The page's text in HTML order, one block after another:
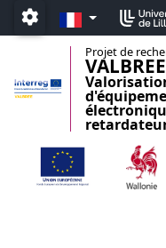
Accéder au menu
Accéder au contenu
Paramétrage
FR
Projet de
VALBREE